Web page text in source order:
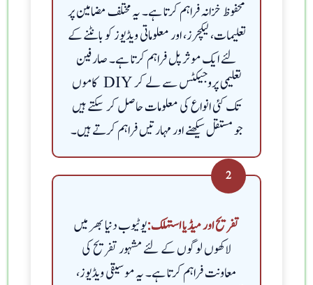
محفوظ خزانہ فراہم کرتا ہے۔ یہ مختلف مضامین پر
تعلیمات، لیکچرز، اور معلوماتی ویڈیوز کو بانٹنے کے
لئے ایک موثر پل فراہم کرتا ہے۔ صارفین
تعلیمی پروجیکٹس سے لے کر DIY کاموں
تک کئی انواع کی معلومات حاصل کر سکتے ہیں
جو مستقل سیکھنے اور مہارتیں فراہم کرتے ہیں۔
2
تفریح اور میڈیا استہلک:یوٹیوب دنیا بھر میں
لاکھوں لوگوں کے لئے مشہور تفریح کی
معاونت فراہم کرتا ہے۔ یہ موسیقی ویڈیوز،